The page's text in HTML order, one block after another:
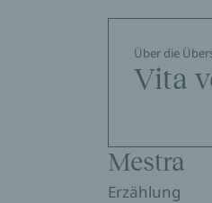
Über die
Vita
Mestra
Erzählung